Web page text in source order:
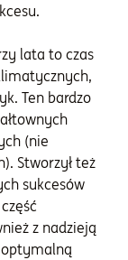
lata to czas
Ten bardzo
(nie
Stworzył też
sukcesów
z nadzieją
optymalną